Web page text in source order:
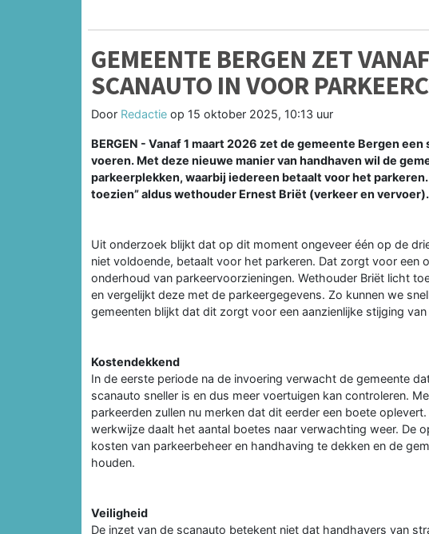
GEMEENTE BERGEN ZET
SCANAUTO IN VOOR
Door Redactie op 15 oktober 2025, 10:13 uur
BERGEN - Vanaf 1 maart 2026 zet de gemeente Bergen
voeren. Met deze nieuwe manier van handhaven wil de
parkeerplekken, waarbij iedereen betaalt voor het
toezien” aldus wethouder Ernest Briët (verkeer en vervoer).
Uit onderzoek blijkt dat op dit moment ongeveer één op de
niet voldoende, betaalt voor het parkeren. Dat zorgt voor een
onderhoud van parkeervoorzieningen. Wethouder Briët licht
en vergelijkt deze met de parkeergegevens. Zo kunnen we
gemeenten blijkt dat dit zorgt voor een aanzienlijke stijging
Kostendekkend
In de eerste periode na de invoering verwacht de gemeente
scanauto sneller is en dus meer voertuigen kan controleren.
parkeerden zullen nu merken dat dit eerder een boete
werkwijze daalt het aantal boetes naar verwachting weer. De
kosten van parkeerbeheer en handhaving te dekken en de
houden.
Veiligheid
De inzet van de scanauto betekent niet dat handhavers van